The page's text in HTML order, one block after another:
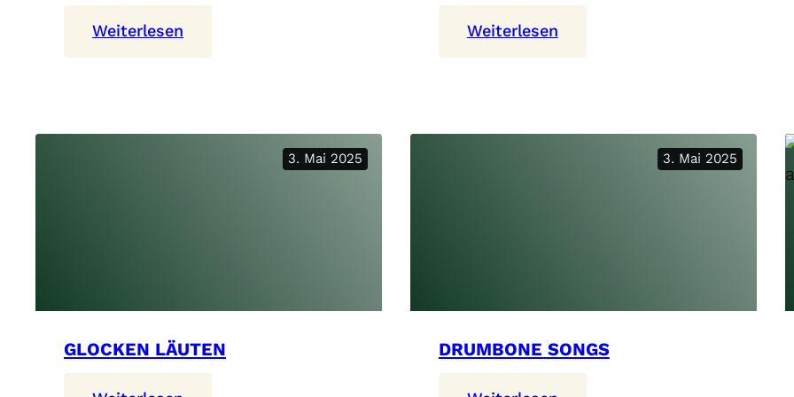
Weiterlesen Weiterlesen:
3. Mai 2025
GLOCKEN LÄUTEN
3. Mai 2025
DRUMBONE SONGS